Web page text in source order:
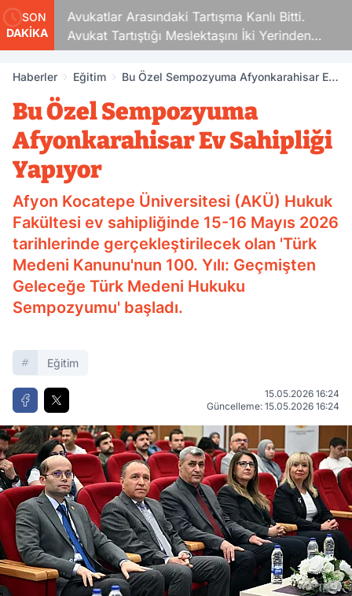
SON
DAKİKA
Avukatlar Arasındaki Tartışma Kanlı Bitti.
Avukat Tartıştığı Meslektaşını İki Yerinden
Vurdu
Haberler Eğitim
Bu Özel Sempozyuma Afyonkarahisar Ev
Bu Özel Sempozyuma
Afyonkarahisar Ev Sahipliği
Yapıyor
Afyon Kocatepe Üniversitesi (AKÜ) Hukuk
Fakültesi ev sahipliğinde 15-16 Mayıs 2026
tarihlerinde gerçekleştirilecek olan 'Türk
Medeni Kanunu'nun 100. Yılı: Geçmişten
Geleceğe Türk Medeni Hukuku
Sempozyumu' başladı.
Eğitim
15.05.2026 16:24
Güncelleme: 15.05.2026 16:24